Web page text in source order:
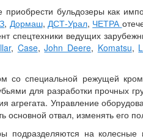
бульдозеры как
, Дормаш, ДСТ-Урал, ЧЕТРА
спецтехники ведущих
, Case,John Deere, Komatsu,
со специальной режущей
для разработки прочных
агрегата. Управление
основной отвал, изменять его
подразделяются на